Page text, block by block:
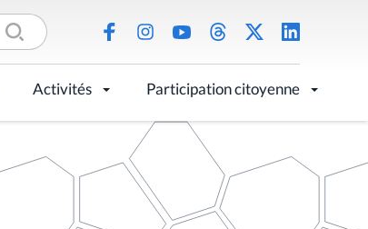
Activités Participation citoyenne